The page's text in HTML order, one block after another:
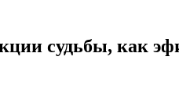
судьбы, как